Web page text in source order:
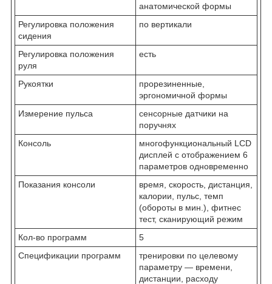
анатомической формы
Регулировка положения
сидения
по вертикали
Регулировка положения
руля
есть
Рукоятки
прорезиненные,
эргономичной формы
Измерение пульса
сенсорные датчики на
поручнях
Консоль
многофункциональный LCD
дисплей с отображением 6
параметров одновременно
Показания консоли
время, скорость, дистанция,
калории, пульс, темп
(обороты в мин.), фитнес
тест, сканирующий режим
Кол-во программ
5
Спецификации программ
тренировки по целевому
параметру — времени,
дистанции, расходу